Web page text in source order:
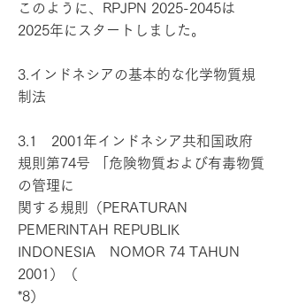
このように、RPJPN 2025-2045は
2025年にスタートしました。
3.インドネシアの基本的な化学物質規
制法
3.1 2001年インドネシア共和国政府
規則第74号 「危険物質および有毒物質
の管理に
関する規則（PERATURAN
PEMERINTAH REPUBLIK
INDONESIA NOMOR 74 TAHUN
2001）（
*8）